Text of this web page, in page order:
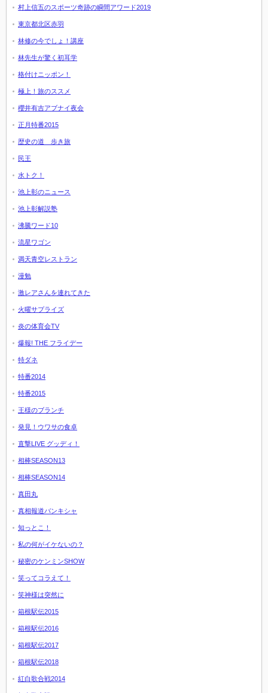
村上信五のスポーツ奇跡の瞬間アワード2019
東京都北区赤羽
林修の今でしょ！講座
林先生が驚く初耳学
格付けニッポン！
極上！旅のススメ
櫻井有吉アブナイ夜会
正月特番2015
歴史の道 歩き旅
民王
水トク！
池上彰のニュース
池上彰解説塾
沸騰ワード10
流星ワゴン
満天青空レストラン
漫勉
激レアさんを連れてきた
火曜サプライズ
炎の体育会TV
爆報! THE フライデー
特ダネ
特番2014
特番2015
王様のブランチ
発見！ウワサの食卓
直撃LIVE グッディ！
相棒SEASON13
相棒SEASON14
真田丸
真相報道バンキシャ
知っとこ！
私の何がイケないの？
秘密のケンミンSHOW
笑ってコラえて！
笑神様は突然に
箱根駅伝2015
箱根駅伝2016
箱根駅伝2017
箱根駅伝2018
紅白歌合戦2014